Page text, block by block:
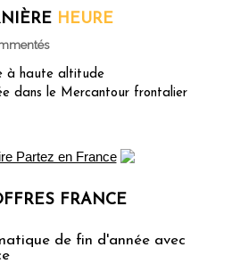
HEURE
à haute altitude
dans le Mercantour frontalier
FRANCE
de fin d'année avec